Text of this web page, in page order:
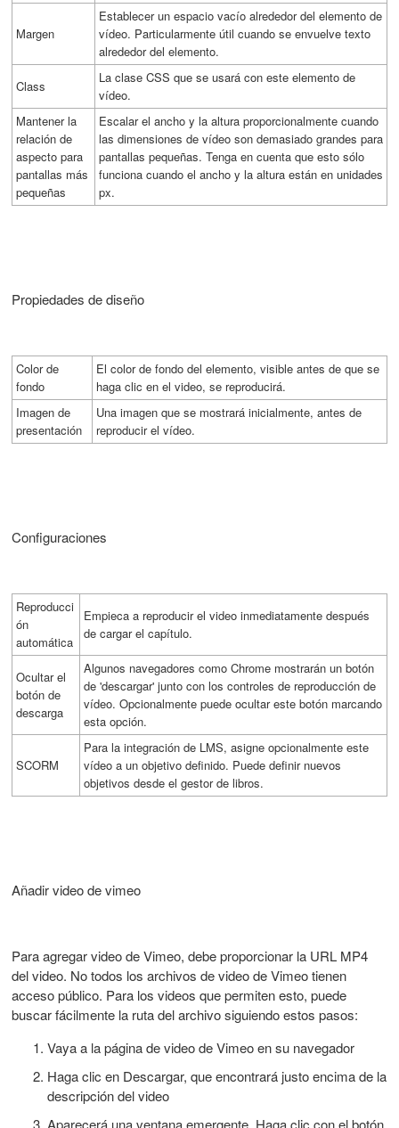
Margen
Establecer un espacio vacío alrededor del elemento de
vídeo. Particularmente útil cuando se envuelve texto
alrededor del elemento.
Class
La clase CSS que se usará con este elemento de
vídeo.
Mantener la
relación de
aspecto para
pantallas más
pequeñas
Escalar el ancho y la altura proporcionalmente cuando
las dimensiones de vídeo son demasiado grandes para
pantallas pequeñas. Tenga en cuenta que esto sólo
funciona cuando el ancho y la altura están en unidades
px.
Propiedades de diseño
Color de
fondo
El color de fondo del elemento, visible antes de que se
haga clic en el video, se reproducirá.
Imagen de
presentación
Una imagen que se mostrará inicialmente, antes de
reproducir el vídeo.
Configuraciones
Reproducci
ón
automática
Empieca a reproducir el video inmediatamente después
de cargar el capítulo.
Ocultar el
botón de
descarga
Algunos navegadores como Chrome mostrarán un botón
de 'descargar' junto con los controles de reproducción de
vídeo. Opcionalmente puede ocultar este botón marcando
esta opción.
SCORM
Para la integración de LMS, asigne opcionalmente este
vídeo a un objetivo definido. Puede definir nuevos
objetivos desde el gestor de libros.
Añadir video de vimeo
Para agregar video de Vimeo, debe proporcionar la URL MP4
del video. No todos los archivos de video de Vimeo tienen
acceso público. Para los videos que permiten esto, puede
buscar fácilmente la ruta del archivo siguiendo estos pasos:
Vaya a la página de video de Vimeo en su navegador
Haga clic en Descargar, que encontrará justo encima de la
descripción del video
Aparecerá una ventana emergente. Haga clic con el botón